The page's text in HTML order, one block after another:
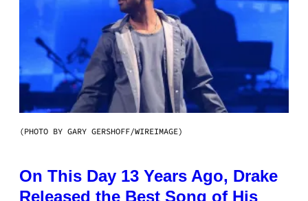
(PHOTO BY GARY GERSHOFF/WIREIMAGE)
On This Day 13 Years Ago, Drake
Released the Best Song of His